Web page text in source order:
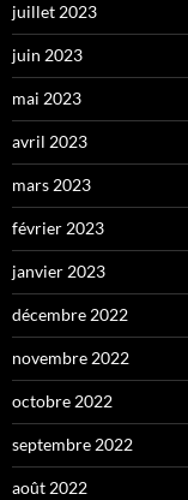
juillet 2023
juin 2023
mai 2023
avril 2023
mars 2023
février 2023
janvier 2023
décembre 2022
novembre 2022
octobre 2022
septembre 2022
août 2022